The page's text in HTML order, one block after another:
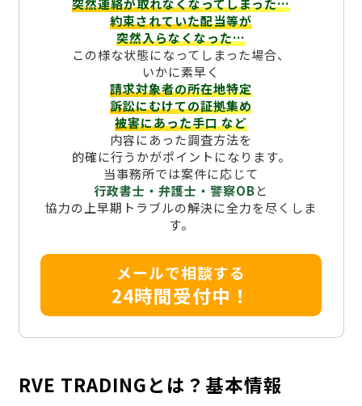
突然連絡が取れなくなってしまった…
約束されていた配当等が
突然入らなくなった…
この様な状態になってしまった場合、
いかに素早く
請求対象者の所在地特定
訴訟にむけての証拠集め
被害にあった手口など
内容にあった調査方法を
的確に行うかがポイントになります。
当事務所では案件に応じて
行政書士・弁護士・警察OBと
協力の上早期トラブルの解決に全力を尽くしま
す。
メールで相談する
24時間受付中！
RVE TRADINGとは？基本情報